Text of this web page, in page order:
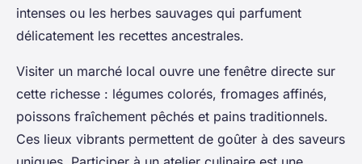
intenses ou les herbes sauvages qui parfument
délicatement les recettes ancestrales.
Visiter un marché local ouvre une fenêtre directe sur
cette richesse : légumes colorés, fromages affinés,
poissons fraîchement pêchés et pains traditionnels.
Ces lieux vibrants permettent de goûter à des saveurs